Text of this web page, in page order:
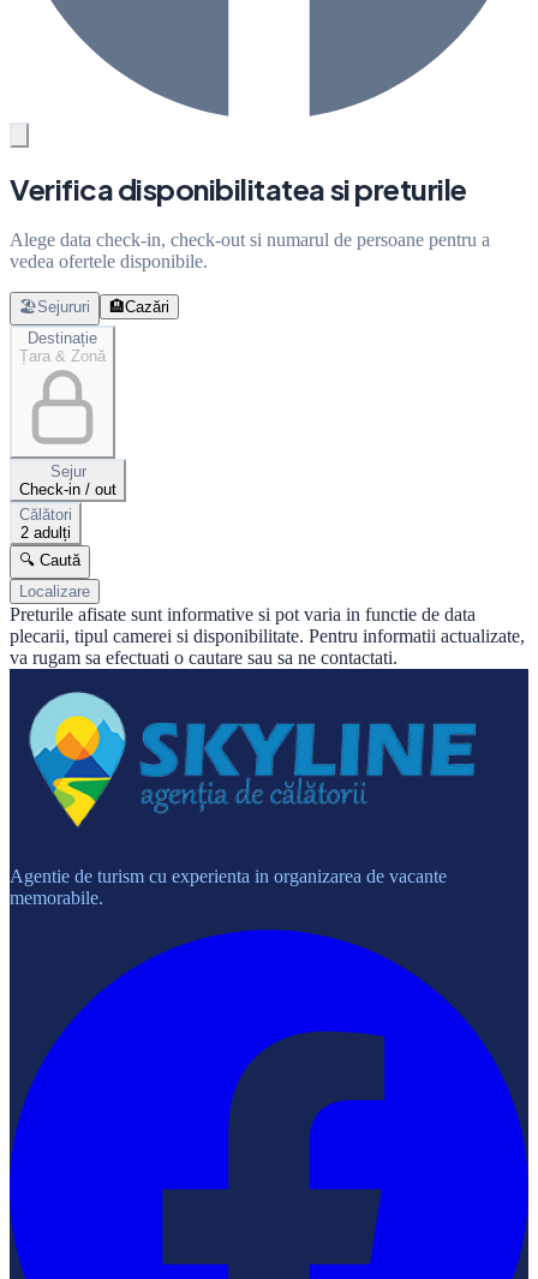
Verifica disponibilitatea si preturile
Alege data check-in, check-out si numarul de persoane pentru a
vedea ofertele disponibile.
🏖️Sejururi 🏨Cazări
Destinație
Țara & Zonă
Sejur
Check-in / out
Călători
2 adulți
🔍 Caută
Localizare
Preturile afisate sunt informative si pot varia in functie de data
plecarii, tipul camerei si disponibilitate. Pentru informatii actualizate,
va rugam sa efectuati o cautare sau sa ne contactati.
Agentie de turism cu experienta in organizarea de vacante
memorabile.